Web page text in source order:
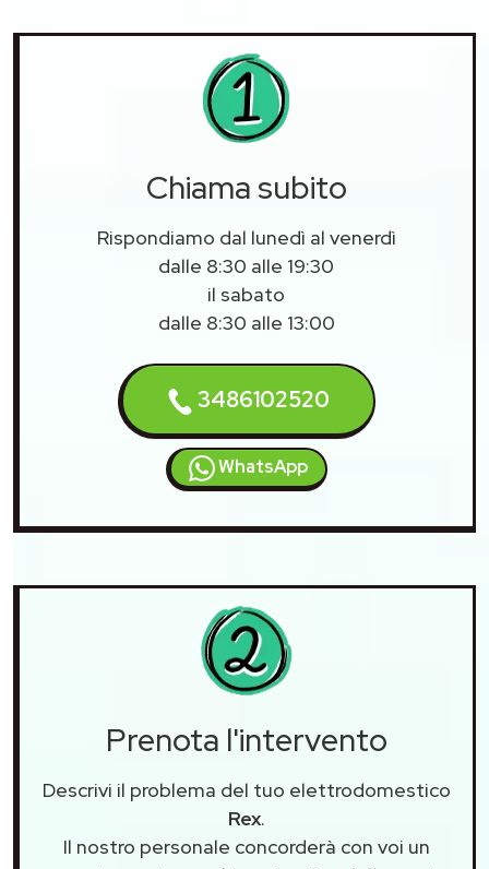
Chiama subito
Rispondiamo dal lunedì al venerdì
dalle 8:30 alle 19:30
il sabato
dalle 8:30 alle 13:00
3486102520
WhatsApp
Prenota l'intervento
Descrivi il problema del tuo elettrodomestico
Rex.
Il nostro personale concorderà con voi un